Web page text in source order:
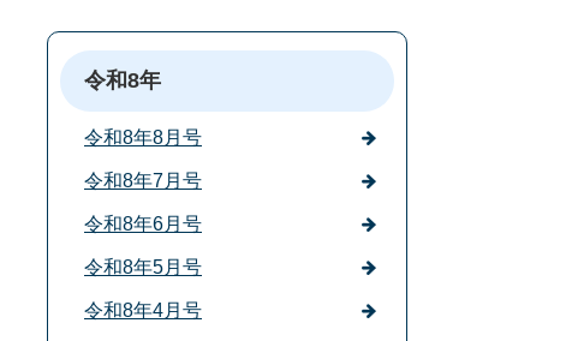
令和8年
令和8年8月号
令和8年7月号
令和8年6月号
令和8年5月号
令和8年4月号